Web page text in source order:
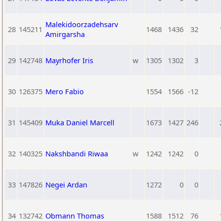
28 145211 Malekidoorzadehsarv
Amirgarsha
1468 1436 32
29 142748 Mayrhofer Iris w 1305 1302 3
30 126375 Mero Fabio 1554 1566 -12
31 145409 Muka Daniel Marcell 1673 1427 246
32 140325 Nakshbandi Riwaa w 1242 1242 0
33 147826 Negei Ardan 1272 0 0
34 132742 Obmann Thomas 1588 1512 76